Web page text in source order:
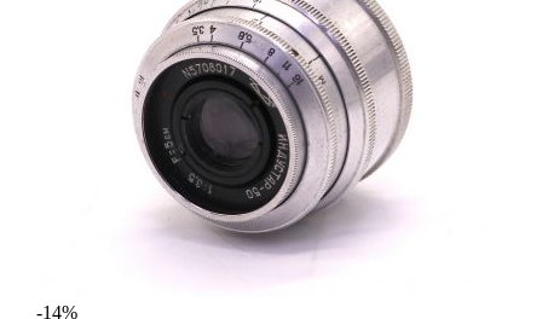
-14%